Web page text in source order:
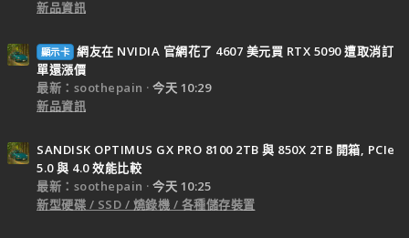
新品資訊
顯示卡 網友在 NVIDIA 官網花了 4607 美元買 RTX 5090 遭取消訂
單還漲價
最新：soothepain
今天 10:29
新品資訊
SANDISK OPTIMUS GX PRO 8100 2TB 與 850X 2TB 開箱, PCIe
5.0 與 4.0 效能比較
最新：soothepain
今天 10:25
新型硬碟 / SSD / 燒錄機 / 各種儲存裝置